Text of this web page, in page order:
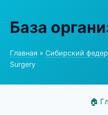
База
Главная » Сибирский
Surgery
🏠